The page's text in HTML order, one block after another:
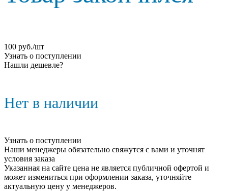
100 руб./шт
Узнать о поступлении
Нашли дешевле?
Нет в наличии
Узнать о поступлении
Наши менеджеры обязательно свяжутся с вами и уточнят
условия заказа
Указанная на сайте цена не является публичной офертой и
может измениться при оформлении заказа, уточняйте
актуальную цену у менеджеров.